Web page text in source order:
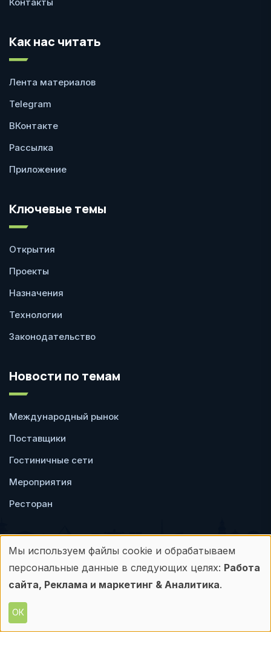
Как нас читать
Лента материалов
Telegram
ВКонтакте
Рассылка
Приложение
Ключевые темы
Открытия
Проекты
Назначения
Технологии
Законодательство
Новости по темам
Международный рынок
Поставщики
Гостиничные сети
Мероприятия
Ресторан
Пользовательское
соглашение
Политика
конфиденциальности
Любое использование материалов с данного
Использование
персональных
данных
и
Мы используем файлы cookie и обрабатываем
персональные данные в следующих целях: Работа
сайта, Реклама и маркетинг & Аналитика.
ОК